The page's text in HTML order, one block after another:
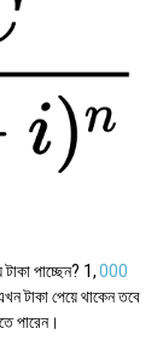
টাকা পাচ্ছেন? 1,000
টাকা পেয়ে থাকেন তবে
পারেন।